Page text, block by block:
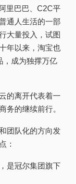
里巴巴、C2C平
通人生活的一部
大量投入，试图
年以来，淘宝也
，成为独撑万亿
的离开代表着一
务的继续前行。
团队化的方向发
：
，是冠尔集团旗下